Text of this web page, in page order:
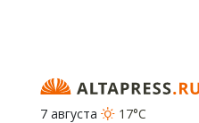
7 августа
17°C